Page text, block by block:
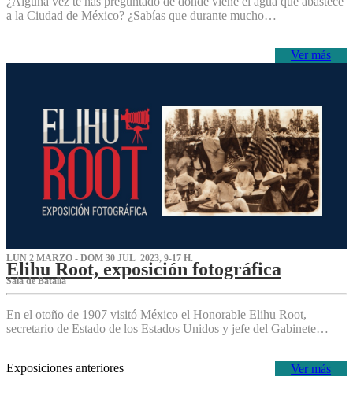
a la Ciudad de México? ¿Sabías que durante mucho…
Ver más
LUN 2 MARZO - DOM 30 JUL 2023, 9-17 H.
Elihu Root, exposición fotográfica
Sala de Batalla
En el otoño de 1907 visitó México el Honorable Elihu Root,
secretario de Estado de los Estados Unidos y jefe del Gabinete…
Ver más
Exposiciones anteriores